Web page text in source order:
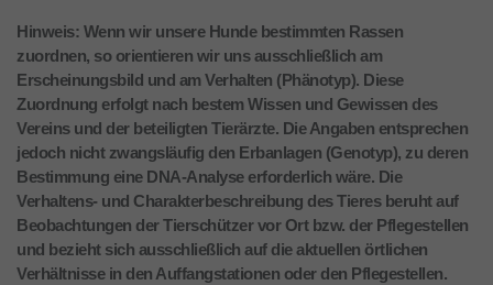
Hinweis: Wenn wir unsere Hunde bestimmten Rassen
zuordnen, so orientieren wir uns ausschließlich am
Erscheinungsbild und am Verhalten (Phänotyp). Diese
Zuordnung erfolgt nach bestem Wissen und Gewissen des
Vereins und der beteiligten Tierärzte. Die Angaben entsprechen
jedoch nicht zwangsläufig den Erbanlagen (Genotyp), zu deren
Bestimmung eine DNA-Analyse erforderlich wäre. Die
Verhaltens- und Charakterbeschreibung des Tieres beruht auf
Beobachtungen der Tierschützer vor Ort bzw. der Pflegestellen
und bezieht sich ausschließlich auf die aktuellen örtlichen
Verhältnisse in den Auffangstationen oder den Pflegestellen.